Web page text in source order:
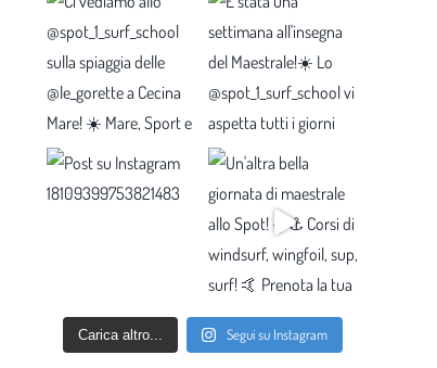
Carica altro... Segui su Instagram